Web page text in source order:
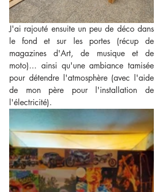
J'ai rajouté ensuite un peu de déco dans
le fond et sur les portes (récup de
magazines d'Art, de musique et de
moto)... ainsi qu'une ambiance tamisée
pour détendre l'atmosphère (avec l'aide
de mon père pour l'installation de
l'électricité).